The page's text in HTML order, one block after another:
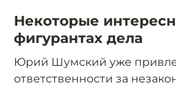
Некоторые
фигурантах дела
Юрий Шумский уже
ответственности за